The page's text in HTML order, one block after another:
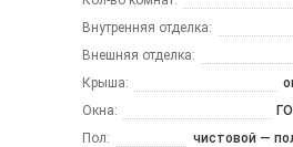
Внутренняя отделка:
Внешняя отделка:
Крыша:
Окна:
Пол:
чистовой —